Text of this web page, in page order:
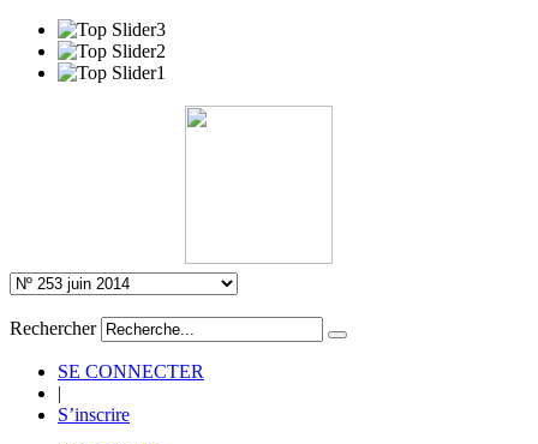
Rechercher
SE CONNECTER
|
S’inscrire